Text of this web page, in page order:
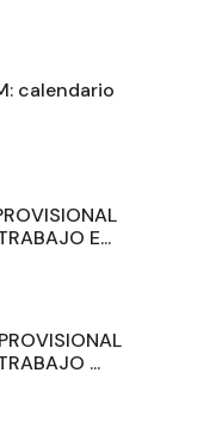
calendario
E...
...